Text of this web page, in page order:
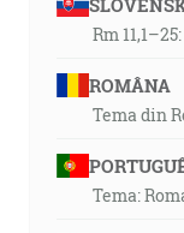
Rm
ROMÂNA
Tema din
Tema: